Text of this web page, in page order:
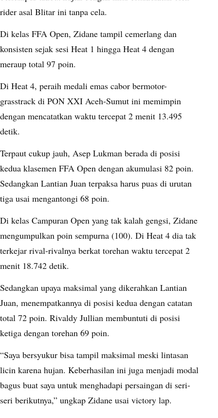
rider asal Blitar ini tanpa cela.
Di kelas FFA Open, Zidane tampil cemerlang dan
konsisten sejak sesi Heat 1 hingga Heat 4 dengan
meraup total 97 poin.
Di Heat 4, peraih medali emas cabor bermotor-
grasstrack di PON XXI Aceh-Sumut ini memimpin
dengan mencatatkan waktu tercepat 2 menit 13.495
detik.
Terpaut cukup jauh, Asep Lukman berada di posisi
kedua klasemen FFA Open dengan akumulasi 82 poin.
Sedangkan Lantian Juan terpaksa harus puas di urutan
tiga usai mengantongi 68 poin.
Di kelas Campuran Open yang tak kalah gengsi, Zidane
mengumpulkan poin sempurna (100). Di Heat 4 dia tak
terkejar rival-rivalnya berkat torehan waktu tercepat 2
menit 18.742 detik.
Sedangkan upaya maksimal yang dikerahkan Lantian
Juan, menempatkannya di posisi kedua dengan catatan
total 72 poin. Rivaldy Jullian membuntuti di posisi
ketiga dengan torehan 69 poin.
“Saya bersyukur bisa tampil maksimal meski lintasan
licin karena hujan. Keberhasilan ini juga menjadi modal
bagus buat saya untuk menghadapi persaingan di seri-
seri berikutnya,” ungkap Zidane usai victory lap.